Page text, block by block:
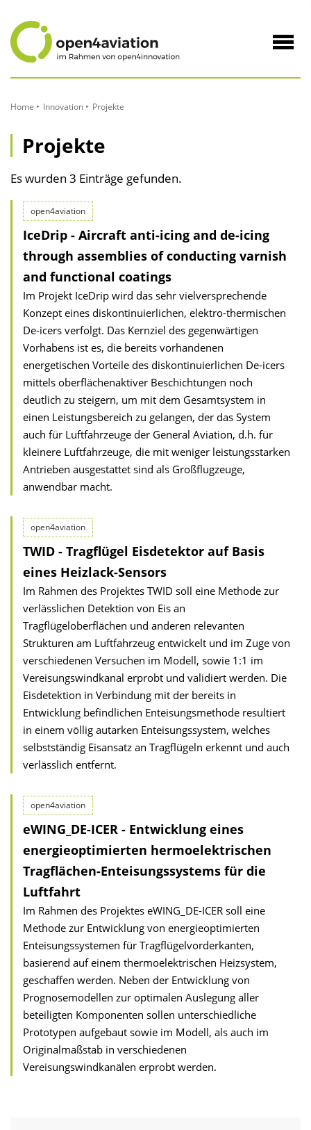
Inhalt
Home Innovation Projekte
Projekte
Es wurden 3 Einträge gefunden.
open4aviation
IceDrip - Aircraft anti-icing and de-icing
through assemblies of conducting varnish
and functional coatings
Im Projekt IceDrip wird das sehr vielversprechende
Konzept eines diskontinuierlichen, elektro-thermischen
De-icers verfolgt. Das Kernziel des gegenwärtigen
Vorhabens ist es, die bereits vorhandenen
energetischen Vorteile des diskontinuierlichen De-icers
mittels oberflächenaktiver Beschichtungen noch
deutlich zu steigern, um mit dem Gesamtsystem in
einen Leistungsbereich zu gelangen, der das System
auch für Luftfahrzeuge der General Aviation, d.h. für
kleinere Luftfahrzeuge, die mit weniger leistungsstarken
Antrieben ausgestattet sind als Großflugzeuge,
anwendbar macht.
open4aviation
TWID - Tragflügel Eisdetektor auf Basis
eines Heizlack-Sensors
Im Rahmen des Projektes TWID soll eine Methode zur
verlässlichen Detektion von Eis an
Tragflügeloberflächen und anderen relevanten
Strukturen am Luftfahrzeug entwickelt und im Zuge von
verschiedenen Versuchen im Modell, sowie 1:1 im
Vereisungswindkanal erprobt und validiert werden. Die
Eisdetektion in Verbindung mit der bereits in
Entwicklung befindlichen Enteisungsmethode resultiert
in einem völlig autarken Enteisungssystem, welches
selbstständig Eisansatz an Tragflügeln erkennt und auch
verlässlich entfernt.
open4aviation
eWING_DE-ICER - Entwicklung eines
energieoptimierten hermoelektrischen
Tragflächen-Enteisungssystems für die
Luftfahrt
Im Rahmen des Projektes eWING_DE-ICER soll eine
Methode zur Entwicklung von energieoptimierten
Enteisungssystemen für Tragflügelvorderkanten,
basierend auf einem thermoelektrischen Heizsystem,
geschaffen werden. Neben der Entwicklung von
Prognosemodellen zur optimalen Auslegung aller
beteiligten Komponenten sollen unterschiedliche
Prototypen aufgebaut sowie im Modell, als auch im
Originalmaßstab in verschiedenen
Vereisungswindkanälen erprobt werden.